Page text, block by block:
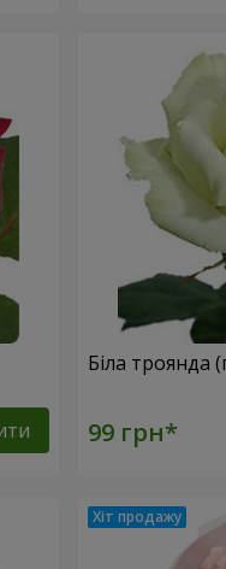
Біла троянда